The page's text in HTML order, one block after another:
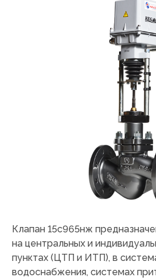
Клапан 15с965нж
на центральных и
пунктах (ЦТП и ИТП), в
водоснабжения, системах